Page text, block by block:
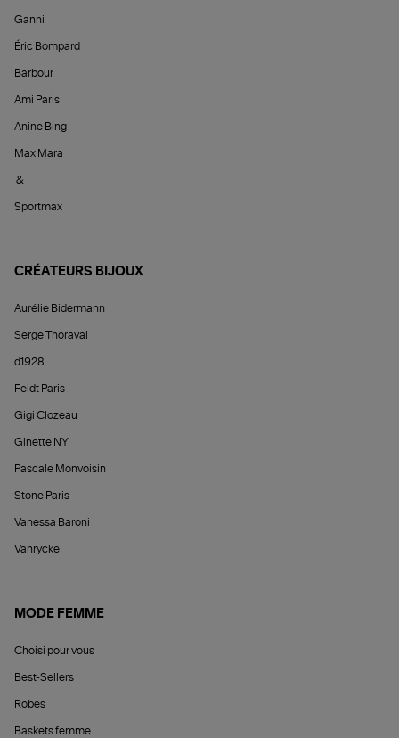
Ganni
Éric Bompard
Barbour
Ami Paris
Anine Bing
Max Mara
&
Sportmax
CRÉATEURS BIJOUX
Aurélie Bidermann
Serge Thoraval
d1928
Feidt Paris
Gigi Clozeau
Ginette NY
Pascale Monvoisin
Stone Paris
Vanessa Baroni
Vanrycke
MODE FEMME
Choisi pour vous
Best-Sellers
Robes
Baskets femme